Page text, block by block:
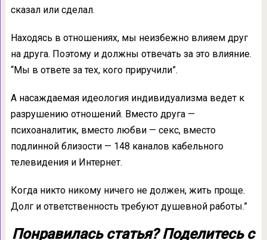
сказал или сделал.
Находясь в отношениях, мы неизбежно влияем друг
на друга. Поэтому и должны отвечать за это влияние.
“Мы в ответе за тех, кого приручили”.
А насаждаемая идеология индивидуализма ведет к
разрушению отношений. Вместо друга —
психоаналитик, вместо любви — секс, вместо
подлинной близости — 148 каналов кабельного
телевидения и Интернет.
Когда никто никому ничего не должен, жить проще.
Долг и ответственность требуют душевной работы.”
Понравилась статья? Поделитесь с